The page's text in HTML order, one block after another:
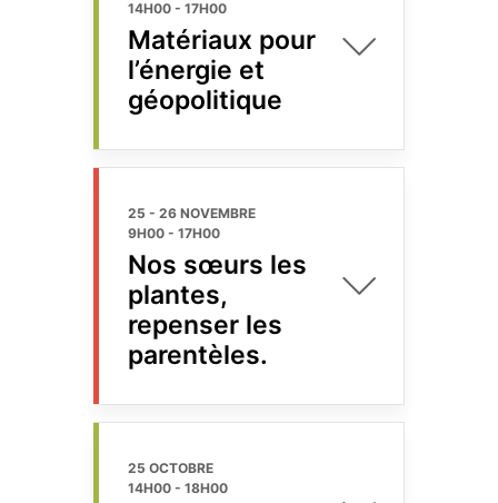
14H00 - 17H00
Matériaux pour
l’énergie et
géopolitique
25 - 26 NOVEMBRE
9H00 - 17H00
Nos sœurs les
plantes,
repenser les
parentèles.
25 OCTOBRE
14H00 - 18H00